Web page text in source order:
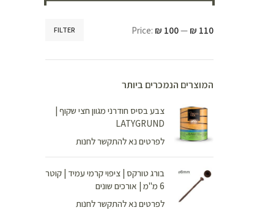
FILTER Price: ₪ 100— ₪ 110
המוצרים הנמכרים ביותר
צבע בסיס חודרני מגוון חצי שקוף |
LATYGRUND
לפרטים נא להתקשר לחנות
בורג טורקס | ציפוי קרמי עמיד | קוטר
6 מ"מ | אורכים שונים
לפרטים נא להתקשר לחנות